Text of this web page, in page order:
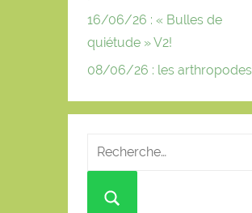
16/06/26 : « Bulles de
quiétude » V2!
08/06/26 : les arthropodes